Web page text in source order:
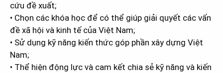
cứu đề xuất;
• Chọn các khóa học để có thể giúp giải quyết các vấn
đề xã hội và kinh tế của Việt Nam;
• Sử dụng kỹ năng kiến thức góp phần xây dựng Việt
Nam;
• Thể hiện động lực và cam kết chia sẻ kỹ năng và kiến